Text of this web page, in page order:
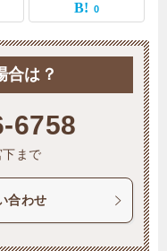
0
合は？
6758
まで
合わせ